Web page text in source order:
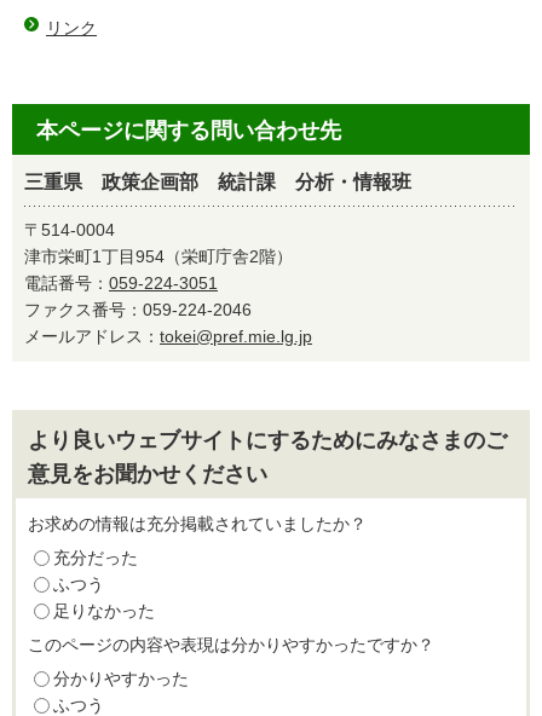
リンク
本ページに関する問い合わせ先
三重県 政策企画部 統計課 分析・情報班
〒514-0004
津市栄町1丁目954（栄町庁舎2階）
電話番号： 059-224-3051
ファクス番号：059-224-2046
メールアドレス： tokei@pref.mie.lg.jp
より良いウェブサイトにするためにみなさまのご
意見をお聞かせください
お求めの情報は充分掲載されていましたか？
充分だった
ふつう
足りなかった
このページの内容や表現は分かりやすかったですか？
分かりやすかった
ふつう